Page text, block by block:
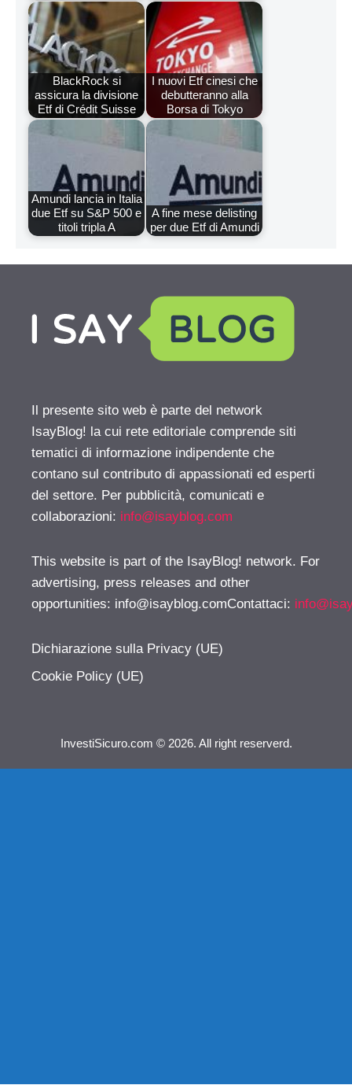
BlackRock si
assicura la divisione
Etf di Crédit Suisse
I nuovi Etf cinesi che
debutteranno alla
Borsa di Tokyo
Amundi lancia in Italia
due Etf su S&P 500 e
titoli tripla A
A fine mese delisting
per due Etf di Amundi
Il presente sito web è parte del network
IsayBlog! la cui rete editoriale comprende siti
tematici di informazione indipendente che
contano sul contributo di appassionati ed esperti
del settore. Per pubblicità, comunicati e
collaborazioni: info@isayblog.com
This website is part of the IsayBlog! network. For
advertising, press releases and other
opportunities: info@isayblog.comContattaci:
Dichiarazione sulla Privacy (UE)
Cookie Policy (UE)
InvestiSicuro.com © 2026. All right reserverd.